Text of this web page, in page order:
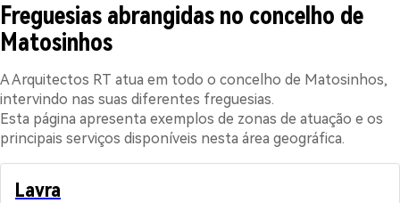
Freguesias abrangidas no concelho de
Matosinhos
A Arquitectos RT atua em todo o concelho de Matosinhos,
intervindo nas suas diferentes freguesias.
Esta página apresenta exemplos de zonas de atuação e os
principais serviços disponíveis nesta área geográfica.
Lavra